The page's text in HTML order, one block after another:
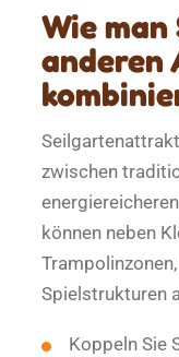
Wie
anderen
zwischen
können neben
Spielstrukturen
Koppeln Sie